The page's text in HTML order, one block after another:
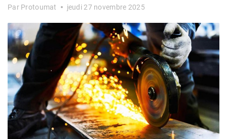
Par Protoumat jeudi 27 novembre 2025